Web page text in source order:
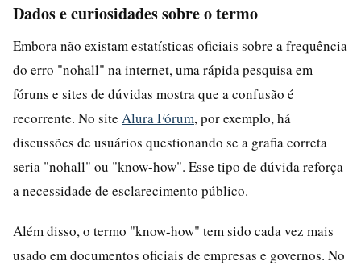
Dados e curiosidades sobre o termo
Embora não existam estatísticas oficiais sobre a frequência
do erro "nohall" na internet, uma rápida pesquisa em
fóruns e sites de dúvidas mostra que a confusão é
recorrente. No site Alura Fórum, por exemplo, há
discussões de usuários questionando se a grafia correta
seria "nohall" ou "know-how". Esse tipo de dúvida reforça
a necessidade de esclarecimento público.
Além disso, o termo "know-how" tem sido cada vez mais
usado em documentos oficiais de empresas e governos. No